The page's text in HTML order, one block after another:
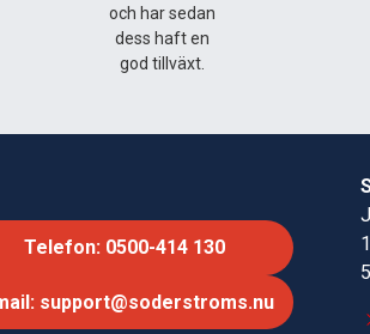
och har sedan
dess haft en
god tillväxt.
Telefon: 0500-414 130
support@soderstroms.nu